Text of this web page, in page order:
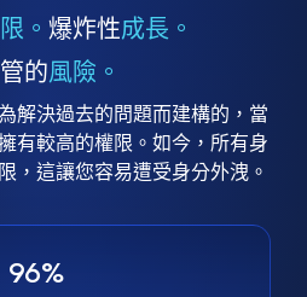
。 爆炸性成長。
的風險。
解決過去的問題而建構的，當
有較高的權限。如今，所有身
，這讓您容易遭受身分外洩。
96%